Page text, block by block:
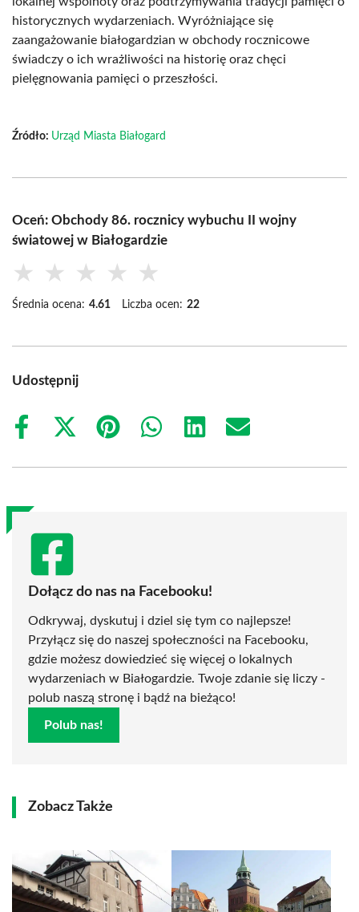
historycznych wydarzeniach. Wyróżniające się
zaangażowanie białogardzian w obchody rocznicowe
świadczy o ich wrażliwości na historię oraz chęci
pielęgnowania pamięci o przeszłości.
Źródło: Urząd Miasta Białogard
Oceń: Obchody 86. rocznicy wybuchu II wojny
światowej w Białogardzie
★ ★ ★ ★ ★
Średnia ocena: 4.61 Liczba ocen: 22
Udostępnij
Share
Share
(Twitter)
Share
Share
Share
Share
Dołącz do nas na Facebooku!
Odkrywaj, dyskutuj i dziel się tym co najlepsze!
Przyłącz się do naszej społeczności na Facebooku,
gdzie możesz dowiedzieć się więcej o lokalnych
wydarzeniach w Białogardzie. Twoje zdanie się liczy -
polub naszą stronę i bądź na bieżąco!
Polub nas!
Zobacz Także